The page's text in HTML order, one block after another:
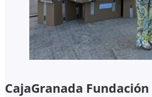
CajaGranada